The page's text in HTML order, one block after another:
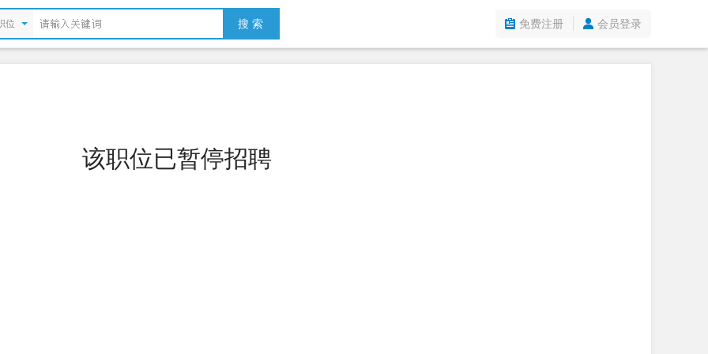
位 搜 索 免费注册 会员登录
该职位已暂停招聘